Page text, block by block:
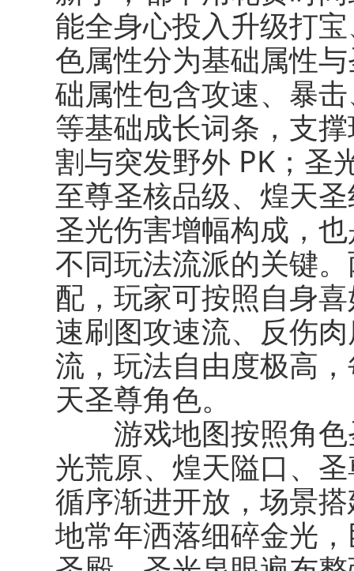
能全身心投入升级打
色属性分为基础属性
础属性包含攻速、暴
等基础成长词条，支
割与突发野外 PK；圣
至尊圣核品级、煌天
圣光伤害增幅构成，
不同玩法流派的关键
配，玩家可按照自身
速刷图攻速流、反伤
流，玩法自由度极高
天圣尊角色。
游戏地图按照角色
光荒原、煌天隘口、
循序渐进开放，场景
地常年洒落细碎金光